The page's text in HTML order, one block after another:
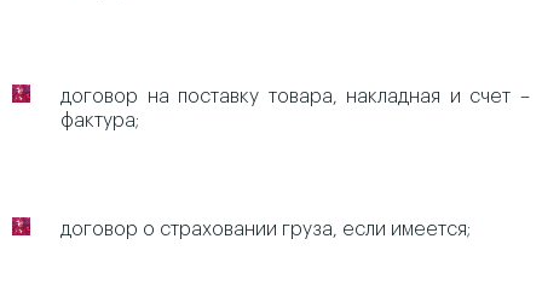
договор на поставку товара, накладная и счет –
фактура;
договор о страховании груза, если имеется;